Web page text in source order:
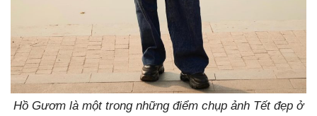
Hồ Gươm là một trong những điểm chụp ảnh Tết đẹp ở